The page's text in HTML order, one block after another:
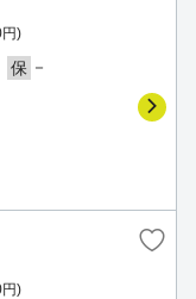
)
保 －
)